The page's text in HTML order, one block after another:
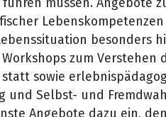
besonders
zum Verstehen
sowie
und Selbst- und
Angebote dazu ein,